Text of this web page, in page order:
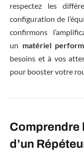
respectez les
configuration de
confirmons
un matériel
besoins et à vos
pour booster votre
Comprendre
d’un